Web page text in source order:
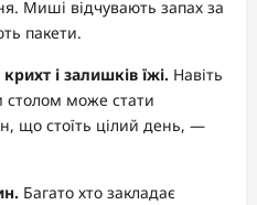
Миші відчувають запах за
пакети.
і залишків їжі. Навіть
може стати
що стоїть цілий день, —
Багато хто закладає